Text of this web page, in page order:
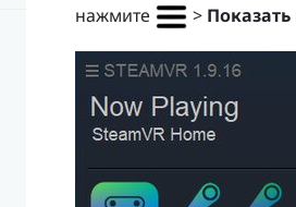
нажмите
>